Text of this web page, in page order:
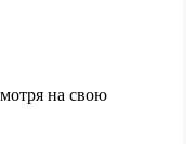
на свою